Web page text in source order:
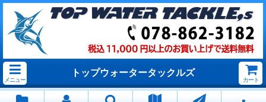
メニュー
トップウォータータックルズ
カート